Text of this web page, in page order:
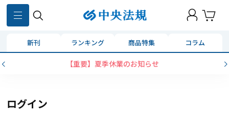
新刊 ランキング 商品特集 コラム
【重要】夏季休業のお知らせ
ログイン